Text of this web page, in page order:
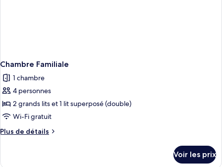
Chambre Familiale
1 chambre
4 personnes
2 grands lits et 1 lit superposé (double)
Wi-Fi gratuit
Plus de détails
Plus
Voir les prix